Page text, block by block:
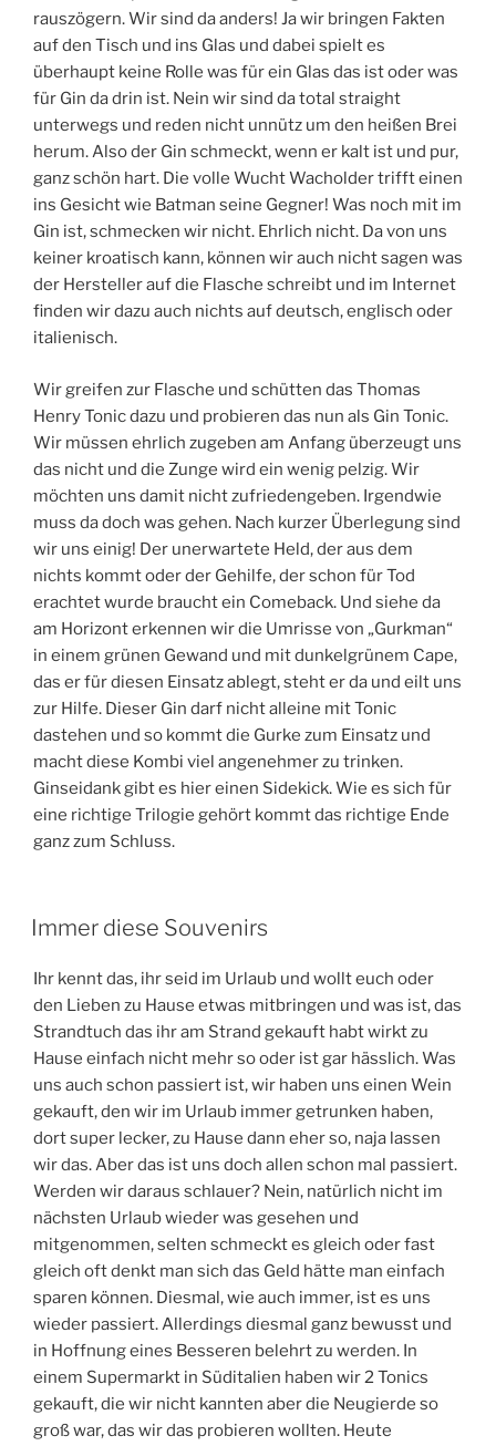
rauszögern. Wir sind da anders! Ja wir bringen Fakten
auf den Tisch und ins Glas und dabei spielt es
überhaupt keine Rolle was für ein Glas das ist oder was
für Gin da drin ist. Nein wir sind da total straight
unterwegs und reden nicht unnütz um den heißen Brei
herum. Also der Gin schmeckt, wenn er kalt ist und pur,
ganz schön hart. Die volle Wucht Wacholder trifft einen
ins Gesicht wie Batman seine Gegner! Was noch mit im
Gin ist, schmecken wir nicht. Ehrlich nicht. Da von uns
keiner kroatisch kann, können wir auch nicht sagen was
der Hersteller auf die Flasche schreibt und im Internet
finden wir dazu auch nichts auf deutsch, englisch oder
italienisch.
Wir greifen zur Flasche und schütten das Thomas
Henry Tonic dazu und probieren das nun als Gin Tonic.
Wir müssen ehrlich zugeben am Anfang überzeugt uns
das nicht und die Zunge wird ein wenig pelzig. Wir
möchten uns damit nicht zufriedengeben. Irgendwie
muss da doch was gehen. Nach kurzer Überlegung sind
wir uns einig! Der unerwartete Held, der aus dem
nichts kommt oder der Gehilfe, der schon für Tod
erachtet wurde braucht ein Comeback. Und siehe da
am Horizont erkennen wir die Umrisse von „Gurkman“
in einem grünen Gewand und mit dunkelgrünem Cape,
das er für diesen Einsatz ablegt, steht er da und eilt uns
zur Hilfe. Dieser Gin darf nicht alleine mit Tonic
dastehen und so kommt die Gurke zum Einsatz und
macht diese Kombi viel angenehmer zu trinken.
Ginseidank gibt es hier einen Sidekick. Wie es sich für
eine richtige Trilogie gehört kommt das richtige Ende
ganz zum Schluss.
Immer diese Souvenirs
Ihr kennt das, ihr seid im Urlaub und wollt euch oder
den Lieben zu Hause etwas mitbringen und was ist, das
Strandtuch das ihr am Strand gekauft habt wirkt zu
Hause einfach nicht mehr so oder ist gar hässlich. Was
uns auch schon passiert ist, wir haben uns einen Wein
gekauft, den wir im Urlaub immer getrunken haben,
dort super lecker, zu Hause dann eher so, naja lassen
wir das. Aber das ist uns doch allen schon mal passiert.
Werden wir daraus schlauer? Nein, natürlich nicht im
nächsten Urlaub wieder was gesehen und
mitgenommen, selten schmeckt es gleich oder fast
gleich oft denkt man sich das Geld hätte man einfach
sparen können. Diesmal, wie auch immer, ist es uns
wieder passiert. Allerdings diesmal ganz bewusst und
in Hoffnung eines Besseren belehrt zu werden. In
einem Supermarkt in Süditalien haben wir 2 Tonics
gekauft, die wir nicht kannten aber die Neugierde so
groß war, das wir das probieren wollten. Heute